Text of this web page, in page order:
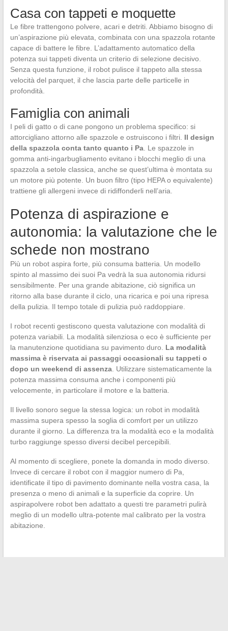
Casa con tappeti e moquette
Le fibre trattengono polvere, acari e detriti. Abbiamo bisogno di
un’aspirazione più elevata, combinata con una spazzola rotante
capace di battere le fibre. L’adattamento automatico della
potenza sui tappeti diventa un criterio di selezione decisivo.
Senza questa funzione, il robot pulisce il tappeto alla stessa
velocità del parquet, il che lascia parte delle particelle in
profondità.
Famiglia con animali
I peli di gatto o di cane pongono un problema specifico: si
attorcigliano attorno alle spazzole e ostruiscono i filtri. Il design
della spazzola conta tanto quanto i Pa. Le spazzole in
gomma anti-ingarbugliamento evitano i blocchi meglio di una
spazzola a setole classica, anche se quest’ultima è montata su
un motore più potente. Un buon filtro (tipo HEPA o equivalente)
trattiene gli allergeni invece di ridiffonderli nell’aria.
Potenza di aspirazione e
autonomia: la valutazione che le
schede non mostrano
Più un robot aspira forte, più consuma batteria. Un modello
spinto al massimo dei suoi Pa vedrà la sua autonomia ridursi
sensibilmente. Per una grande abitazione, ciò significa un
ritorno alla base durante il ciclo, una ricarica e poi una ripresa
della pulizia. Il tempo totale di pulizia può raddoppiare.
I robot recenti gestiscono questa valutazione con modalità di
potenza variabili. La modalità silenziosa o eco è sufficiente per
la manutenzione quotidiana su pavimento duro. La modalità
massima è riservata ai passaggi occasionali su tappeti o
dopo un weekend di assenza. Utilizzare sistematicamente la
potenza massima consuma anche i componenti più
velocemente, in particolare il motore e la batteria.
Il livello sonoro segue la stessa logica: un robot in modalità
massima supera spesso la soglia di comfort per un utilizzo
durante il giorno. La differenza tra la modalità eco e la modalità
turbo raggiunge spesso diversi decibel percepibili.
Al momento di scegliere, ponete la domanda in modo diverso.
Invece di cercare il robot con il maggior numero di Pa,
identificate il tipo di pavimento dominante nella vostra casa, la
presenza o meno di animali e la superficie da coprire. Un
aspirapolvere robot ben adattato a questi tre parametri pulirà
meglio di un modello ultra-potente mal calibrato per la vostra
abitazione.